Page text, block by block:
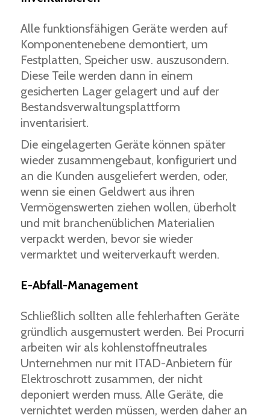
Alle funktionsfähigen Geräte werden auf
Komponentenebene demontiert, um
Festplatten, Speicher usw. auszusondern.
Diese Teile werden dann in einem
gesicherten Lager gelagert und auf der
Bestandsverwaltungsplattform
inventarisiert.
Die eingelagerten Geräte können später
wieder zusammengebaut, konfiguriert und
an die Kunden ausgeliefert werden, oder,
wenn sie einen Geldwert aus ihren
Vermögenswerten ziehen wollen, überholt
und mit branchenüblichen Materialien
verpackt werden, bevor sie wieder
vermarktet und weiterverkauft werden.
E-Abfall-Management
Schließlich sollten alle fehlerhaften Geräte
gründlich ausgemustert werden. Bei Procurri
arbeiten wir als kohlenstoffneutrales
Unternehmen nur mit ITAD-Anbietern für
Elektroschrott zusammen, der nicht
deponiert werden muss. Alle Geräte, die
vernichtet werden müssen, werden daher an